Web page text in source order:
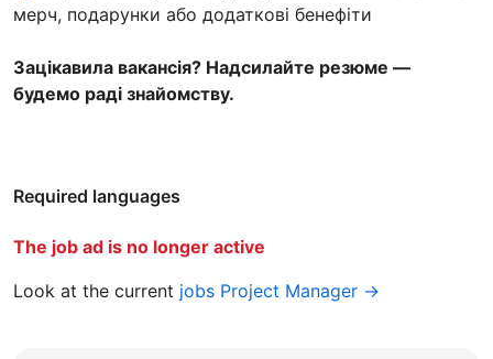
мерч, подарунки або додаткові бенефіти
Зацікавила вакансія? Надсилайте резюме —
будемо раді знайомству.
Required languages
The job ad is no longer active
Look at the current jobs Project Manager →